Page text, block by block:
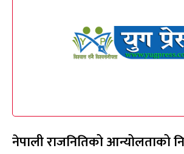
नेपाली राजनितिको आन्योलताको